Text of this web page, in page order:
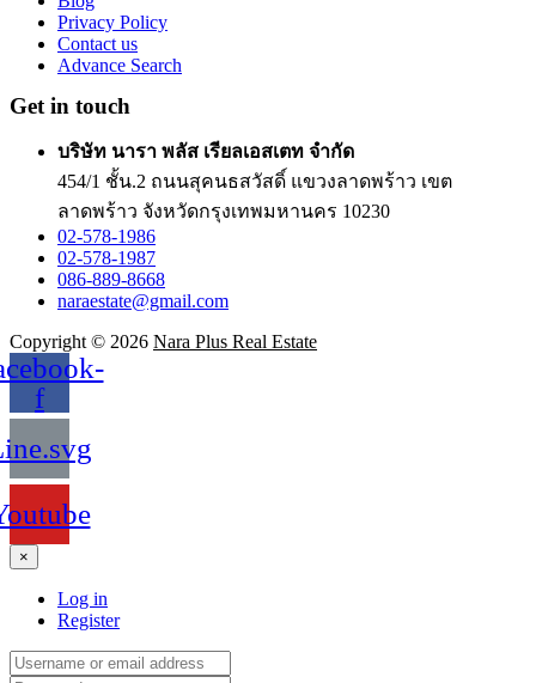
Privacy Policy
Contact us
Advance Search
Get in touch
บริษัท นารา พลัส เรียลเอสเตท จำกัด
454/1 ชั้น.2 ถนนสุคนธสวัสดิ์ แขวงลาดพร้าว เขต
ลาดพร้าว จังหวัดกรุงเทพมหานคร 10230
02-578-1986
02-578-1987
086-889-8668
naraestate@gmail.com
Copyright © 2026 Nara Plus Real Estate
f
×
Log in
Register